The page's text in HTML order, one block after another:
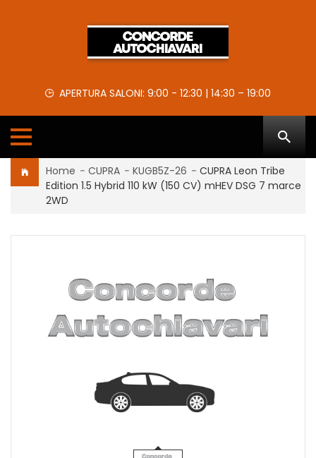
APERTURA SALONI: 9:00 - 12:30 | 14:30 – 19:00
Home - CUPRA - KUGB5Z-26 - CUPRA Leon Tribe
Edition 1.5 Hybrid 110 kW (150 CV) mHEV DSG 7 marce
2WD